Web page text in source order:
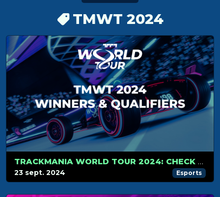
TMWT 2024
TRACKMANIA WORLD TOUR 2024: CHECK OUT THE LATEST WINNERS AND QUALIFIERS
23 sept. 2024 Esports